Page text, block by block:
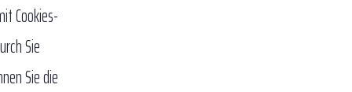
Cookies-
Sie
Sie die